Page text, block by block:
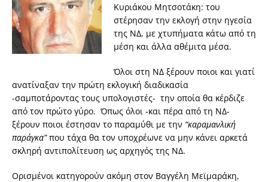
Κυριάκου Μητσοτάκη: του
στέρησαν την εκλογή στην ηγεσία
της ΝΔ, με χτυπήματα κάτω από τη
μέση και άλλα αθέμιτα μέσα.
Όλοι στη ΝΔ ξέρουν ποιοι και γιατί
ανατίναξαν την πρώτη εκλογική διαδικασία
-σαμποτάροντας τους υπολογιστές- την οποία θα κέρδιζε
από τον πρώτο γύρο. Όπως όλοι -και πέρα από τη ΝΔ-
ξέρουν ποιοι έστησαν το παραμύθι με την “καραμανλική
παράγκα”που τάχα θα τον υποχρέωνε να μην κάνει αρκετά
σκληρή αντιπολίτευση ως αρχηγός της ΝΔ.
Ορισμένοι κατηγορούν ακόμη στον Βαγγέλη Μεϊμαράκη,